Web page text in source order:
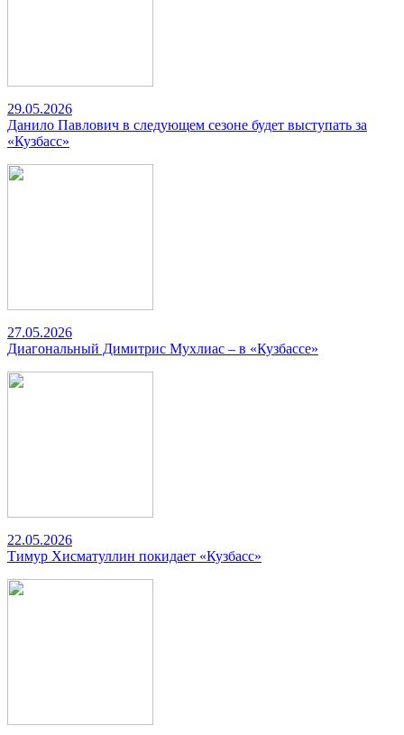
29.05.2026
Данило Павлович в следующем сезоне будет выступать за
«Кузбасс»
27.05.2026
Диагональный Димитрис Мухлиас – в «Кузбассе»
22.05.2026
Тимур Хисматуллин покидает «Кузбасс»